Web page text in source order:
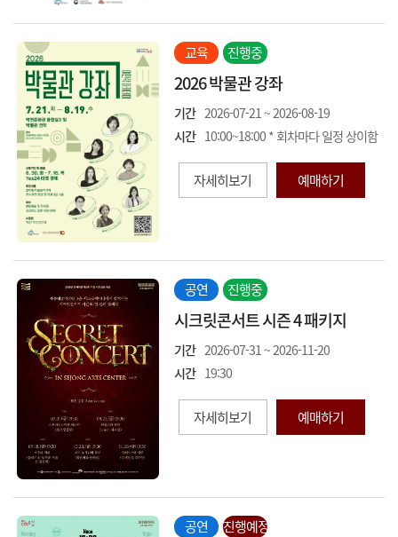
교육 진행중
2026 박물관 강좌
기간 2026-07-21 ~ 2026-08-19
시간 10:00~18:00 * 회차마다 일정 상이함
자세히보기 예매하기
공연 진행중
시크릿콘서트 시즌 4 패키지
기간 2026-07-31 ~ 2026-11-20
시간 19:30
자세히보기 예매하기
공연 진행예정